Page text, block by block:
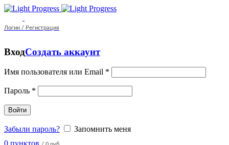
Логин / Регистрация
ВходСоздать аккаунт
Имя пользователя или Email *
Пароль *
Войти
Забыли пароль?
Запомнить меня